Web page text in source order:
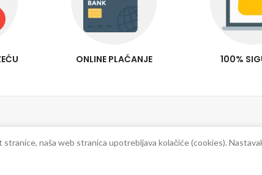
ONLINE PLAĆANJE 100%
Kako se registrovati?
O nama
naša web stranica upotrebljava kolačiće (cookies).